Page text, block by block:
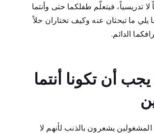
تدريسياً، فيتعلّم طفلكما حتى وأنتما
يلي ما تبحثان عنه وكيف تختاران حلاً
الدائم.
يجب أن تكونا أنتما
المشغولين يشعرون بالذنب لأنهم لا